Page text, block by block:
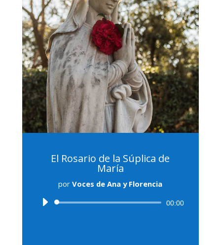
El Rosario de la Súplica de
María
porVoces de Ana y Florencia
Reproductor
00:00